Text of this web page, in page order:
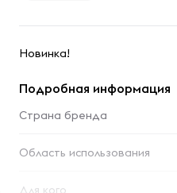
Новинка!
Подробная информация
Страна бренда
Область использования
Для кого